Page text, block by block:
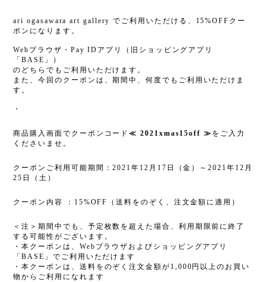
ari ogasawara art gallery でご利用いただける、15%OFFクー
ポンになります。
Webブラウザ・Pay IDアプリ（旧ショッピングアプリ
「BASE」）
のどちらでもご利用いただけます。
また、今回のクーポンは、期間中、何度でもご利用いただけま
す。
・
商品購入画面でクーポンコード≪ 2021xmas15off ≫ をご入力
くださいませ。
クーポンご利用可能期間：2021年12月17日（金）～2021年12月
25日（土）
クーポン内容 ：15%OFF（送料をのぞく、注文金額に適用）
＜注＞期間中でも、予定枚数を超えた場合、利用期限前に終了
する可能性がございます。
・本クーポンは、Webブラウザおよびショッピングアプリ
「BASE」でご利用いただけます
・本クーポンは、送料をのぞく注文金額が1,000円以上のお買い
物からご利用になれます